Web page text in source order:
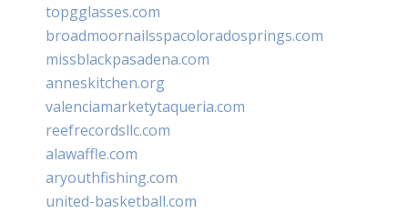
topgglasses.com
broadmoornailsspacoloradosprings.com
missblackpasadena.com
anneskitchen.org
valenciamarketytaqueria.com
reefrecordsllc.com
alawaffle.com
aryouthfishing.com
united-basketball.com